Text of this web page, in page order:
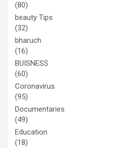
(80)
beauty Tips
(32)
bharuch
(16)
BUISNESS
(60)
Coronavirus
(95)
Documentaries
(49)
Education
(18)